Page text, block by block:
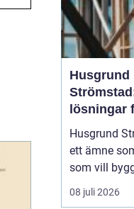
Husgrund
lösningar
boende
Husgrund
ett ämne
som vill
och
havet.
08 juli 2026